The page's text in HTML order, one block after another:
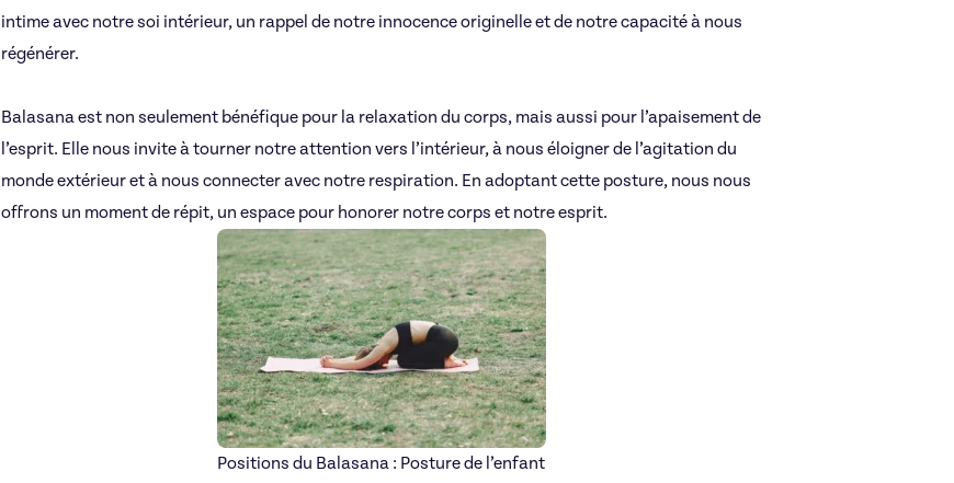
intime avec notre soi intérieur, un rappel de notre innocence originelle et de notre capacité à nous
régénérer.
Balasana est non seulement bénéfique pour la relaxation du corps, mais aussi pour l’apaisement de
l’esprit. Elle nous invite à tourner notre attention vers l’intérieur, à nous éloigner de l’agitation du
monde extérieur et à nous connecter avec notre respiration. En adoptant cette posture, nous nous
offrons un moment de répit, un espace pour honorer notre corps et notre esprit.
Positions du Balasana : Posture de l’enfant